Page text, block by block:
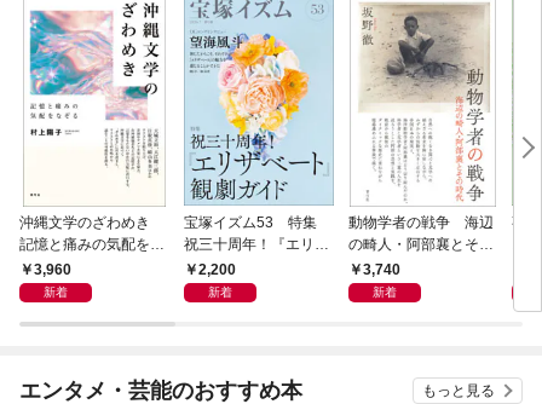
沖縄文学のざわめき
記憶と痛みの気配をな
ぞる3,960
新着
宝塚イズム53 特集
祝三十周年！『エリザ
ベート』観劇ガイド
2,200
新着
動物学者の戦争 海辺
の畸人・阿部襄とその
時代3,740
新着
事
エンタメ・芸能のおすすめ本 もっと見る